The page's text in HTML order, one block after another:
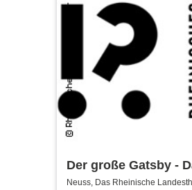
Der große Gatsby -
Rheinische
Neuss, Das Rheinische